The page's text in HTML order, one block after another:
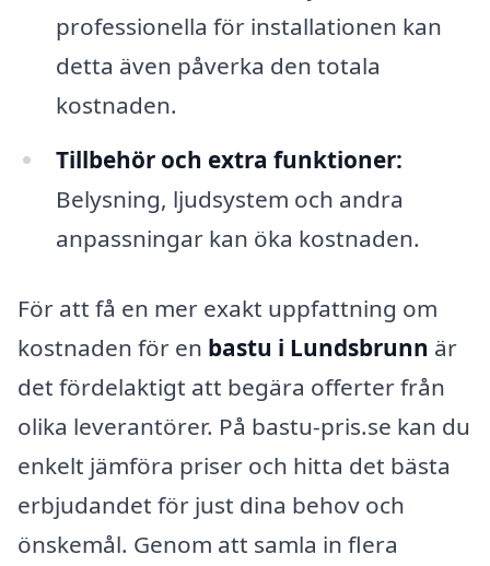
professionella för installationen kan
detta även påverka den totala
kostnaden.
Tillbehör och extra funktioner:
Belysning, ljudsystem och andra
anpassningar kan öka kostnaden.
För att få en mer exakt uppfattning om
kostnaden för en bastu i Lundsbrunn är
det fördelaktigt att begära offerter från
olika leverantörer. På bastu-pris.se kan du
enkelt jämföra priser och hitta det bästa
erbjudandet för just dina behov och
önskemål. Genom att samla in flera